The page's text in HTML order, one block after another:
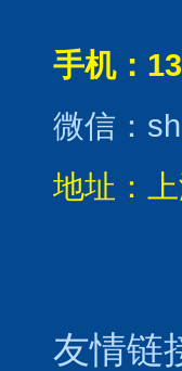
手机：
微信：
地址：
友情链